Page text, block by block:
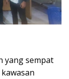
yang sempat